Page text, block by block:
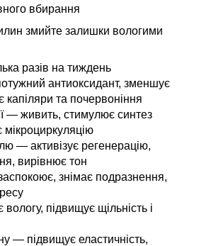
вбирання
змийте залишки вологими
разів на тиждень
антиоксидант, зменшує
капіляри та почервоніння
— живить, стимулює синтез
мікроциркуляцію
— активізує регенерацію,
вирівнює тон
знімає подразнення,
підвищує щільність і
— підвищує еластичність,